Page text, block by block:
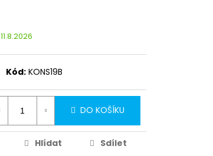
11.8.2026
Kód: KONS19B
DO KOŠÍKU
Hlídat Sdílet